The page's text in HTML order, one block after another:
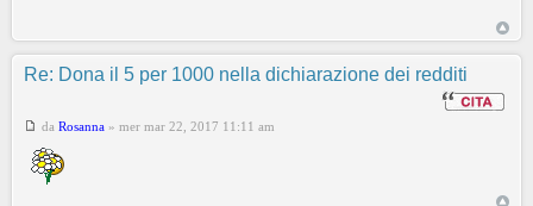
Re: Dona il 5 per 1000 nella dichiarazione dei redditi
da Rosanna » mer mar 22, 2017 11:11 am